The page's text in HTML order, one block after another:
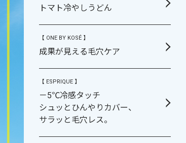
トマト冷やしうどん
【 ONE BY KOSÉ 】
成果が見える毛穴ケア
【 ESPRIQUE 】
－5℃冷感タッチ
シュッとひんやりカバー、
サラッと毛穴レス。